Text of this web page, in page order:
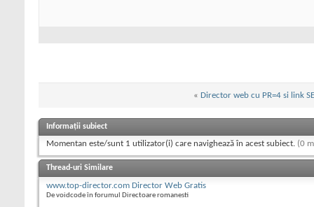
« Director web cu PR=4 si link
Informații subiect
Momentan este/sunt 1 utilizator(i) care navighează în acest subiect. (0
Thread-uri Similare
www.top-director.com Director Web Gratis
De voidcode în forumul Directoare romanesti